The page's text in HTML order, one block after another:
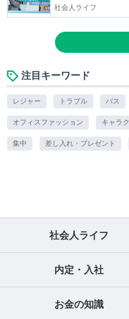
社会人ライフ
注目キーワード
レジャー トラブル バス
オフィスファッション キャラ
集中 差し入れ・プレゼント
社会人ライフ
内定・入社
お金の知識